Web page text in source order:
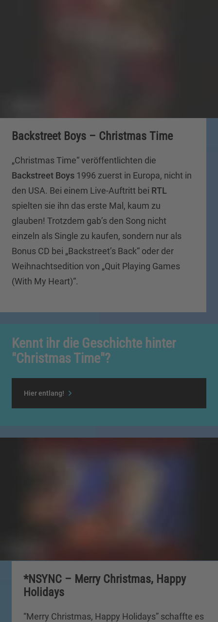
Backstreet Boys – Christmas Time
„Christmas Time“ veröffentlichten die
Backstreet Boys 1996 zuerst in Europa, nicht in
den USA. Bei einem Live-Auftritt bei RTL
spielten sie ihn das erste Mal, kaum zu
glauben! Trotzdem gab’s den Song nicht
einzeln als Single zu kaufen, sondern nur als
Bonus CD bei „Backstreet’s Back“ oder der
Weihnachtsedition von „Quit Playing Games
(With My Heart)“.
Kennt ihr die Geschichte hinter
"Christmas Time"?
Hier entlang!
*NSYNC – Merry Christmas, Happy
Holidays
“Merry Christmas, Happy Holidays” schaffte es